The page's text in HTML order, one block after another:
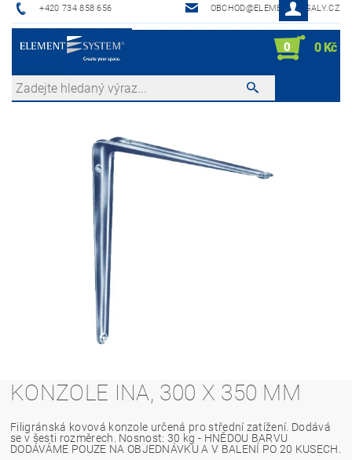
+420 734 858 656 OBCHOD@ELEMENTREGALY.CZ
0 0 Kč
KONZOLE INA, 300 X 350 MM
Filigránská kovová konzole určená pro střední zatížení. Dodává
se v šesti rozměrech. Nosnost: 30 kg - HNĚDOU BARVU
DODÁVÁME POUZE NA OBJEDNÁVKU A V BALENÍ PO 20 KUSECH.